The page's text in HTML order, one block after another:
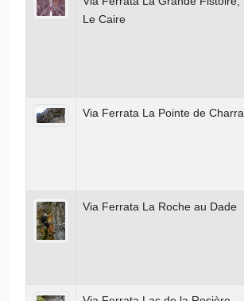
Le Caire
Via Ferrata La Pointe de Charra
Via Ferrata La Roche au Dade